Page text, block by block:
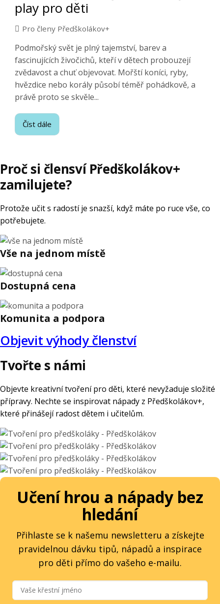
play pro děti
Pro členy Předškolákov+
Podmořský svět je plný tajemství, barev a
fascinujících živočichů, kteří v dětech probouzejí
zvědavost a chuť objevovat. Mořští koníci, ryby,
hvězdice nebo korály působí téměř pohádkově, a
právě proto se skvěle...
Číst dále
Proč si člensví Předškolákov+
zamilujete?
Protože učit s radostí je snazší, když máte po ruce vše, co
potřebujete.
Vše na jednom místě
Dostupná cena
Komunita a podpora
Objevit výhody členství
Tvořte s námi
Objevte kreativní tvoření pro děti, které nevyžaduje složité
přípravy. Nechte se inspirovat nápady z Předškolákov+,
které přinášejí radost dětem i učitelům.
Učení hrou a nápady bez
hledání
Přihlaste se k našemu newsletteru a získejte
pravidelnou dávku tipů, nápadů a inspirace
pro děti přímo do vašeho e-mailu.